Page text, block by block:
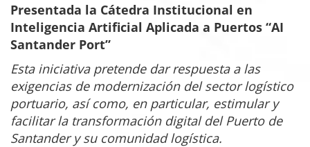
Presentada la Cátedra Institucional en
Inteligencia Artificial Aplicada a Puertos “AI
Santander Port”
Esta iniciativa pretende dar respuesta a las
exigencias de modernización del sector logístico
portuario, así como, en particular, estimular y
facilitar la transformación digital del Puerto de
Santander y su comunidad logística.